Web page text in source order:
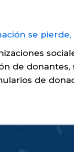
de donantes,
de